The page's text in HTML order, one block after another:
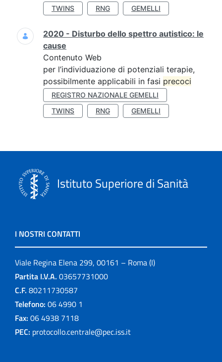
TWINS
RNG GEMELLI
2020 - Disturbo dello spettro autistico: le
cause
Contenuto Web
per l’individuazione di potenziali terapie,
possibilmente applicabili in fasi precoci
REGISTRO NAZIONALE GEMELLI
TWINS
RNG GEMELLI
Istituto Superiore di Sanità
I NOSTRI CONTATTI
Viale Regina Elena 299, 00161 – Roma (I)
Partita I.V.A. 03657731000
C.F. 80211730587
Telefono: 06 4990 1
Fax: 06 4938 7118
PEC: protocollo.centrale@pec.iss.it